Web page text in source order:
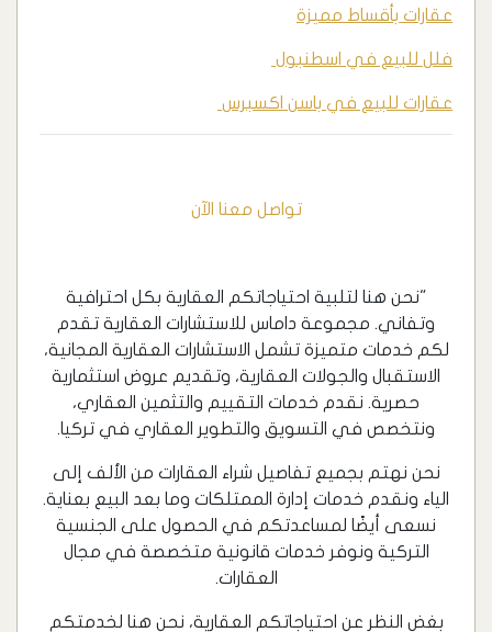
عقارات بأقساط مميزة
فلل للبيع في اسطنبول
عقارات للبيع في باسن اكسبرس
تواصل معنا الآن
"نحن هنا لتلبية احتياجاتكم العقارية بكل احترافية
وتفاني. مجموعة داماس للاستشارات العقارية تقدم
لكم خدمات متميزة تشمل الاستشارات العقارية المجانية،
الاستقبال والجولات العقارية، وتقديم عروض استثمارية
حصرية. نقدم خدمات التقييم والتثمين العقاري،
ونتخصص في التسويق والتطوير العقاري في تركيا.
نحن نهتم بجميع تفاصيل شراء العقارات من الألف إلى
الياء ونقدم خدمات إدارة الممتلكات وما بعد البيع بعناية.
نسعى أيضًا لمساعدتكم في الحصول على الجنسية
التركية ونوفر خدمات قانونية متخصصة في مجال
العقارات.
بغض النظر عن احتياجاتكم العقارية، نحن هنا لخدمتكم